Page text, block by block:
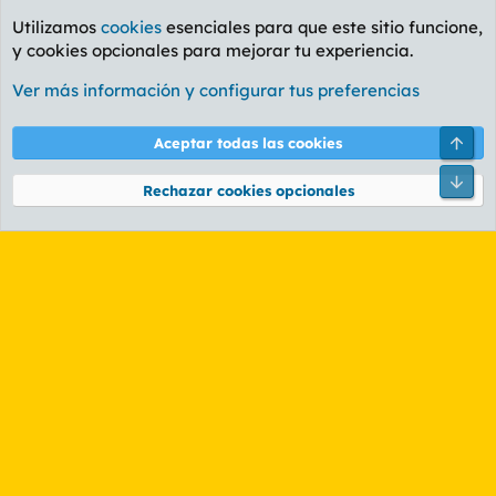
La Whiskería
Cookies
PL OLDSTYLE AMARILLO
Términos y reglas Política de privacidad Ayuda
Community platform by XenForo® © 2010-2026 XenForo Ltd.
Utilizamos cookies esenciales para que este sitio funcione,
y cookies opcionales para mejorar tu experiencia.
Ver más información y configurar tus preferencias
Aceptar todas las cookies
Rechazar cookies opcionales
Pie